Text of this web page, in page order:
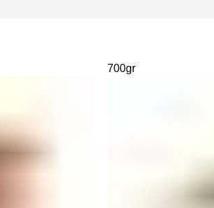
700gr